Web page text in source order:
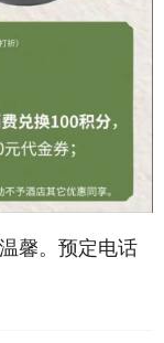
馨。预定电话